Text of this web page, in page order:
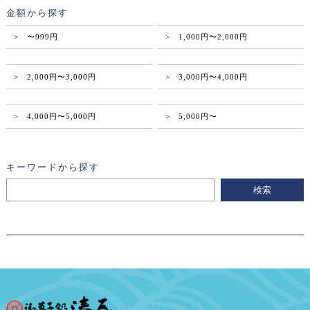
金額から探す
> 〜999円 > 1,000円〜2,000円
> 2,000円〜3,000円 > 3,000円〜4,000円
> 4,000円〜5,000円 > 5,000円〜
キーワードから探す